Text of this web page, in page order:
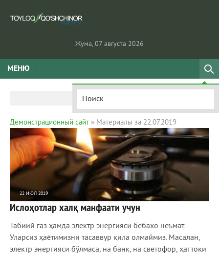
Жума, 07 августа 2026
МЕНЮ
Демонстрационный сайт » Материалы за 22.07.2019
22 ИЮЛ 2019
1 247 0
Ислоҳотлар халқ манфаати учун
Табиий газ ҳамда электр энергияси бебахо неъмат.
Уларсиз ҳаётимизни тасаввур қила олмаймиз. Масалан,
электр энергияси бўлмаса, на банк, на светофор, ҳаттоки